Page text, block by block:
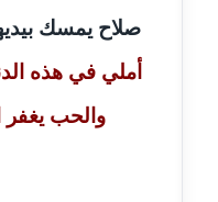
عاملة
مدونة تامر
عاملة
صلاح يمسك
أملي في هذه
والحب يغفر